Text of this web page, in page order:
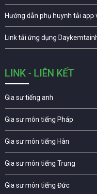
Hướng dẫn phụ huynh tải app
Link tải ứng dụng
LINK - LIÊN KẾT
Gia sư tiếng anh
Gia sư môn tiếng Pháp
Gia sư môn tiếng Hàn
Gia sư môn tiếng Trung
Gia sư môn tiếng Đức